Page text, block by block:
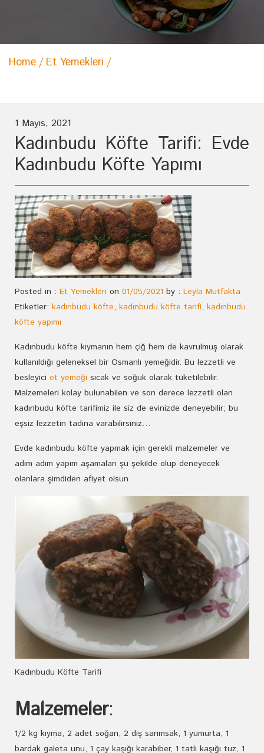
Home Et Yemekleri
1 Mayıs, 2021
Kadınbudu Köfte Tarifi: Evde
Kadınbudu Köfte Yapımı
Posted in : Et Yemekleri on 01/05/2021 by : Leyla Mutfakta
Etiketler: kadınbudu köfte, kadınbudu köfte tarifi, kadınbudu
köfte yapımı
Kadınbudu köfte kıymanın hem çiğ hem de kavrulmuş olarak
kullanıldığı geleneksel bir Osmanlı yemeğidir. Bu lezzetli ve
besleyici et yemeği sıcak ve soğuk olarak tüketilebilir.
Malzemeleri kolay bulunabilen ve son derece lezzetli olan
kadınbudu köfte tarifimiz ile siz de evinizde deneyebilir; bu
eşsiz lezzetin tadına varabilirsiniz…
Evde kadınbudu köfte yapmak için gerekli malzemeler ve
adım adım yapım aşamaları şu şekilde olup deneyecek
olanlara şimdiden afiyet olsun.
Kadınbudu Köfte Tarifi
Malzemeler:
1/2 kg kıyma, 2 adet soğan, 2 diş sarımsak, 1 yumurta, 1
bardak galeta unu, 1 çay kaşığı karabiber, 1 tatlı kaşığı tuz, 1